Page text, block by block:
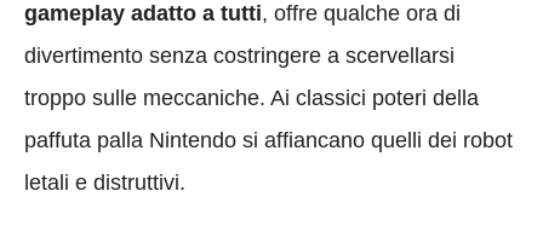
gameplay adatto a tutti, offre qualche ora di
divertimento senza costringere a scervellarsi
troppo sulle meccaniche. Ai classici poteri della
paffuta palla Nintendo si affiancano quelli dei robot
letali e distruttivi.